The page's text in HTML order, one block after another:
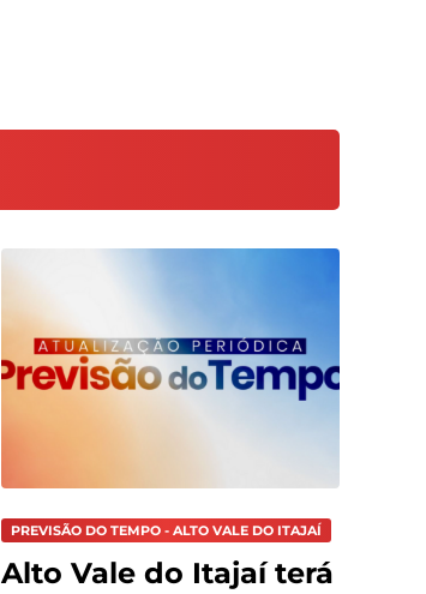
PREVISÃO DO TEMPO - ALTO VALE DO ITAJAÍ
Alto Vale do Itajaí terá